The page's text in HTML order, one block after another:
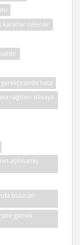
kararlar nelerdir
gerekçesinde hata
rağmen davaya
açılmamış
bulunan
gitmek